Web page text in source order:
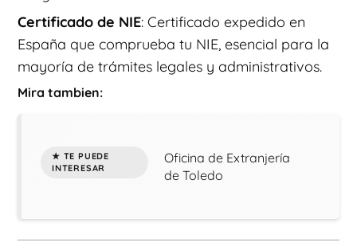
Certificado de NIE: Certificado expedido en
España que comprueba tu NIE, esencial para la
mayoría de trámites legales y administrativos.
Mira tambien:
Oficina de Extranjería
de Toledo